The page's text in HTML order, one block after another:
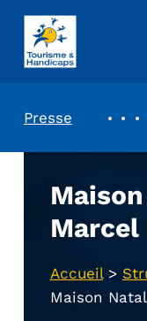
ASSOCIATION TOURISME ET HANDICAPS
Presse
Marcel
Accueil>
Maison